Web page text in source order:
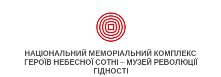
НАЦІОНАЛЬНИЙ МЕМОРІАЛЬНИЙ КОМПЛЕКС
ГЕРОЇВ НЕБЕСНОЇ СОТНІ – МУЗЕЙ РЕВОЛЮЦІЇ
ГІДНОСТІ